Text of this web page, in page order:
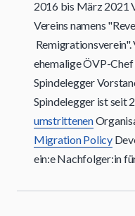
2016 bis März 2021
Vereins namens
ehemalige ÖVP-
Spindelegger
Spindelegger ist seit
umstrittenen
Migration Policy
ein:e Nachfolger:in